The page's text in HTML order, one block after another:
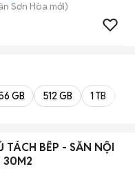
Sơn Hòa mới)
GB 512 GB 1 TB
TÁCH BẾP - SẴN NỘI
30M2